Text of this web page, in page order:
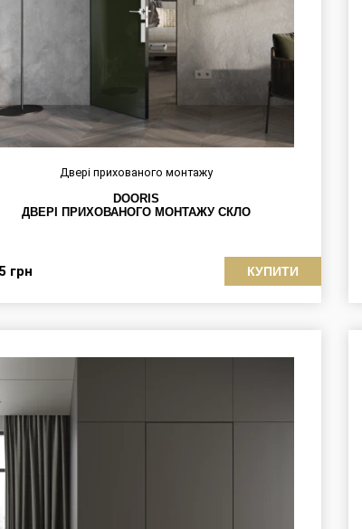
Двері прихованого монтажу
DOORIS
ДВЕРІ ПРИХОВАНОГО МОНТАЖУ СКЛО
грн КУПИТИ